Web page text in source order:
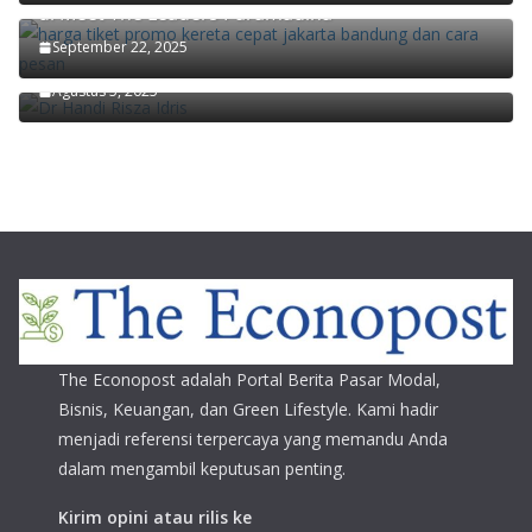
di Meet The Leaders Paramadina
September 22, 2025
Ekonom Paramadina Handi Risza: Pertumbuhan
Ekonomi Kuartal II/2025 Faktor Musiman
Agustus 5, 2025
The Econopost adalah Portal Berita Pasar Modal,
Bisnis, Keuangan, dan Green Lifestyle. Kami hadir
menjadi referensi terpercaya yang memandu Anda
dalam mengambil keputusan penting.
Kirim opini atau rilis ke